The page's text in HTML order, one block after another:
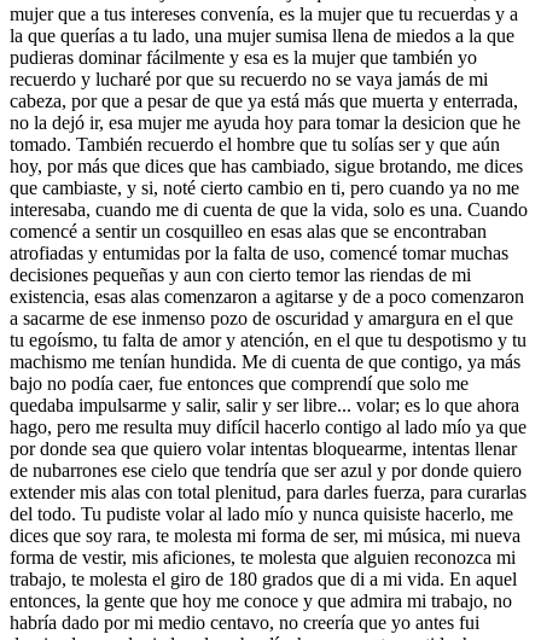
mujer que a tus intereses convenía, es la mujer que tu recuerdas y a
la que querías a tu lado, una mujer sumisa llena de miedos a la que
pudieras dominar fácilmente y esa es la mujer que también yo
recuerdo y lucharé por que su recuerdo no se vaya jamás de mi
cabeza, por que a pesar de que ya está más que muerta y enterrada,
no la dejó ir, esa mujer me ayuda hoy para tomar la desicion que he
tomado. También recuerdo el hombre que tu solías ser y que aún
hoy, por más que dices que has cambiado, sigue brotando, me dices
que cambiaste, y si, noté cierto cambio en ti, pero cuando ya no me
interesaba, cuando me di cuenta de que la vida, solo es una. Cuando
comencé a sentir un cosquilleo en esas alas que se encontraban
atrofiadas y entumidas por la falta de uso, comencé tomar muchas
decisiones pequeñas y aun con cierto temor las riendas de mi
existencia, esas alas comenzaron a agitarse y de a poco comenzaron
a sacarme de ese inmenso pozo de oscuridad y amargura en el que
tu egoísmo, tu falta de amor y atención, en el que tu despotismo y tu
machismo me tenían hundida. Me di cuenta de que contigo, ya más
bajo no podía caer, fue entonces que comprendí que solo me
quedaba impulsarme y salir, salir y ser libre... volar; es lo que ahora
hago, pero me resulta muy difícil hacerlo contigo al lado mío ya que
por donde sea que quiero volar intentas bloquearme, intentas llenar
de nubarrones ese cielo que tendría que ser azul y por donde quiero
extender mis alas con total plenitud, para darles fuerza, para curarlas
del todo. Tu pudiste volar al lado mío y nunca quisiste hacerlo, me
dices que soy rara, te molesta mi forma de ser, mi música, mi nueva
forma de vestir, mis aficiones, te molesta que alguien reconozca mi
trabajo, te molesta el giro de 180 grados que di a mi vida. En aquel
entonces, la gente que hoy me conoce y que admira mi trabajo, no
habría dado por mi medio centavo, no creería que yo antes fui